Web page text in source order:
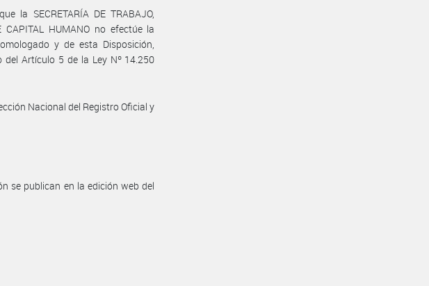
la SECRETARÍA DE TRABAJO,
CAPITAL HUMANO no efectúe la
y de esta Disposición,
Artículo 5 de la Ley Nº 14.250
Nacional del Registro Oficial y
se publican en la edición web del